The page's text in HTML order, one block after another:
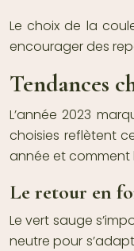
Le choix de la
encourager des
Tendances
L’année 2023
choisies reflètent
année et comment
Le retour en
Le vert sauge
neutre pour